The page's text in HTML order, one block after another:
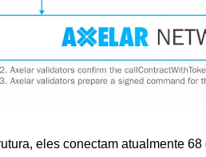
eles conectam atualmente